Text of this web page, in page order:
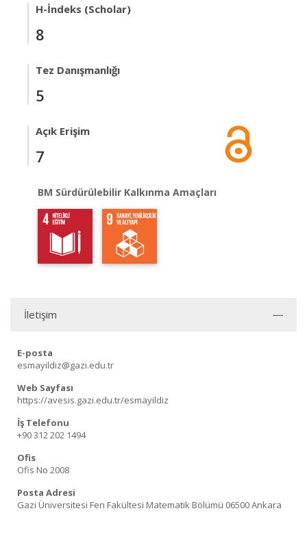
H-İndeks (Scholar)
8
Tez Danışmanlığı
5
Açık Erişim
7
BM Sürdürülebilir Kalkınma Amaçları
İletişim
E-posta
esmayildiz@gazi.edu.tr
Web Sayfası
https://avesis.gazi.edu.tr/esmayildiz
İş Telefonu
+90 312 202 1494
Ofis
Ofis No 2008
Posta Adresi
Gazi Üniversitesi Fen Fakültesi Matematik Bölümü 06500 Ankara